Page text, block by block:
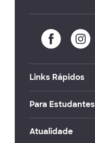
Links Rápidos
Para Estudantes
Atualidade